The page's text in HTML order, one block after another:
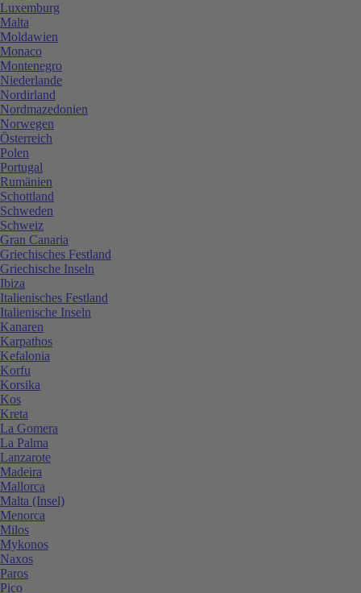
Luxemburg
Malta
Moldawien
Monaco
Montenegro
Niederlande
Nordirland
Nordmazedonien
Norwegen
Österreich
Polen
Portugal
Rumänien
Schottland
Schweden
Schweiz
Gran Canaria
Griechisches Festland
Griechische Inseln
Ibiza
Italienisches Festland
Italienische Inseln
Kanaren
Karpathos
Kefalonia
Korfu
Korsika
Kos
Kreta
La Gomera
La Palma
Lanzarote
Madeira
Mallorca
Malta (Insel)
Menorca
Milos
Mykonos
Naxos
Paros
Pico